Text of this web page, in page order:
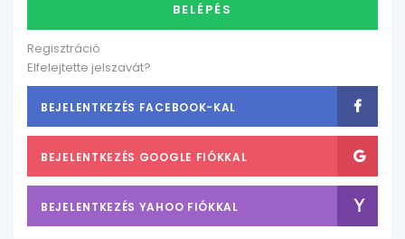
BELÉPÉS
Regisztráció
Elfelejtette jelszavát?
BEJELENTKEZÉS FACEBOOK-KAL
BEJELENTKEZÉS GOOGLE FIÓKKAL
BEJELENTKEZÉS YAHOO FIÓKKAL